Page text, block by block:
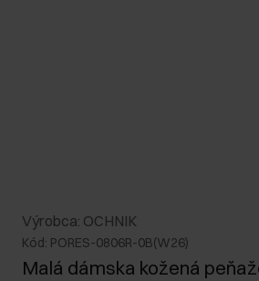
Výrobca: OCHNIK
Kód: PORES-0806R-0B(W26)
Malá dámska kožená